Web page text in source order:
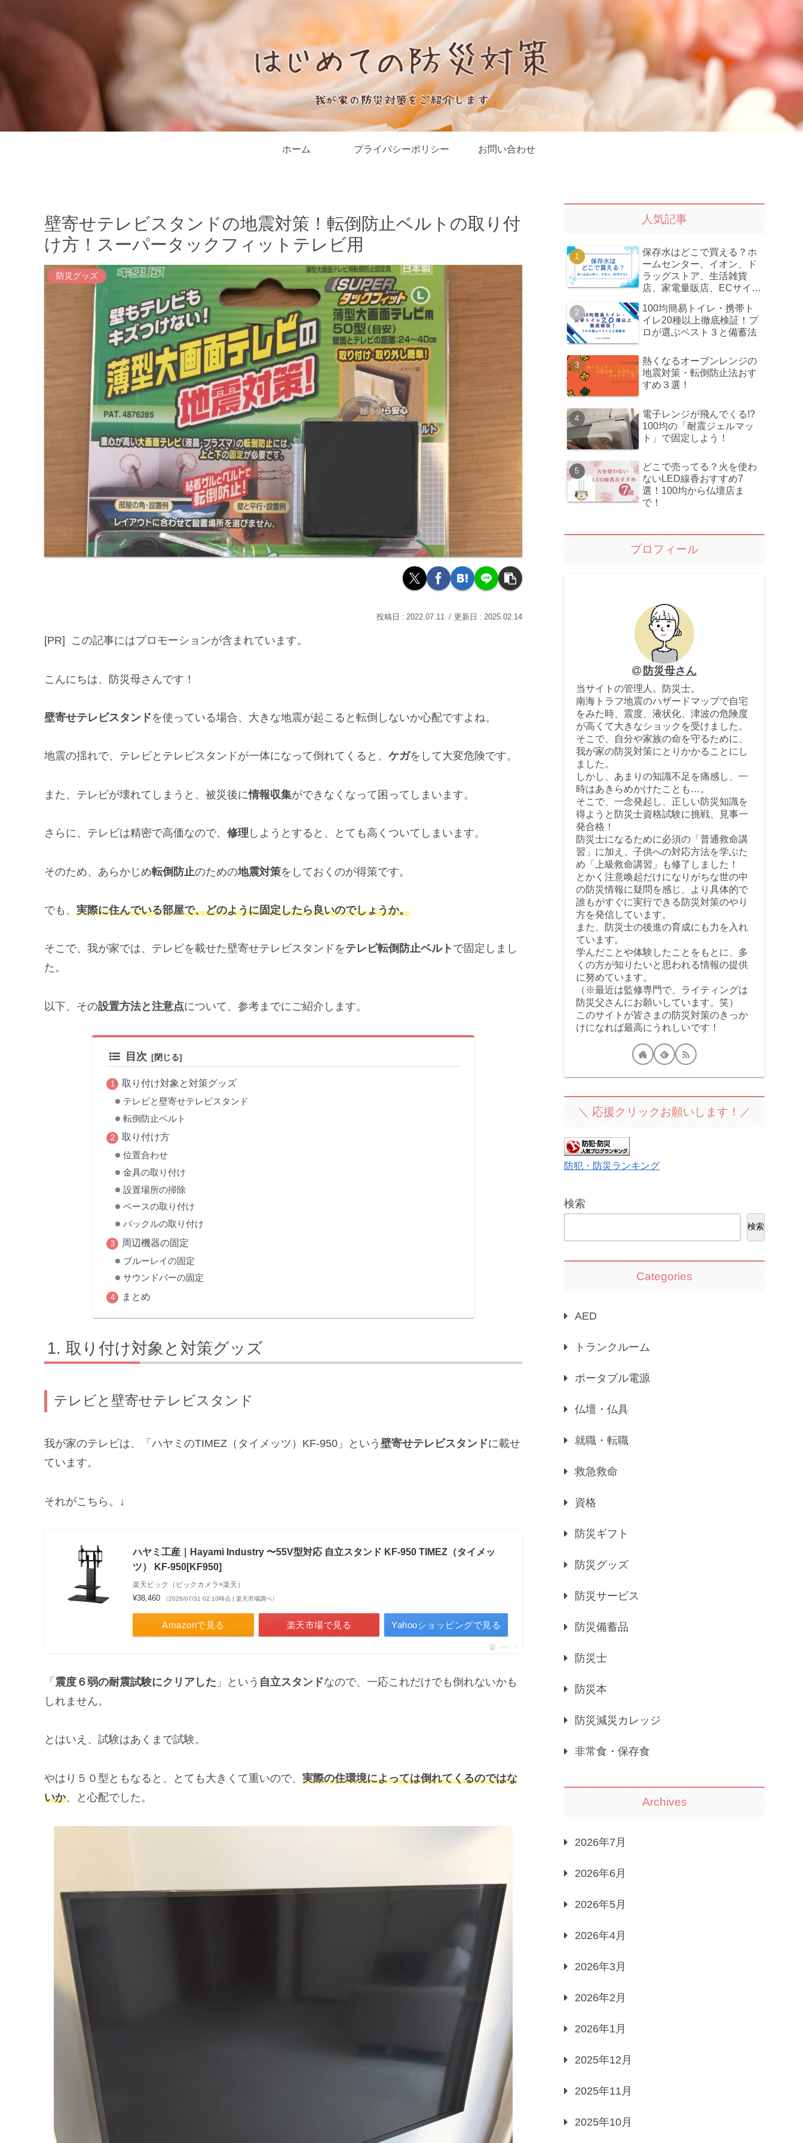
ホーム プライバシーポリシー お問い合わせ
壁寄せテレビスタンドの地震対策！転倒防止ベルトの取り付
け方！スーパータックフィットテレビ用
防災グッズ
2022.07.11 2025.02.14
[PR] この記事にはプロモーションが含まれています。
こんにちは、防災母さんです！
壁寄せテレビスタンドを使っている場合、大きな地震が起こると転倒しないか心配ですよね。
地震の揺れで、テレビとテレビスタンドが一体になって倒れてくると、 ケガをして大変危険です。
また、テレビが壊れてしまうと、被災後に情報収集ができなくなって困ってしまいます。
さらに、テレビは精密で高価なので、 修理 しようとすると、とても高くついてしまいます。
そのため、あらかじめ転倒防止のための地震対策をしておくのが得策です。
でも、 実際に住んでいる部屋で、どのように固定したら良いのでしょうか。
そこで、我が家では、テレビを載せた壁寄せテレビスタンドをテレビ転倒防止ベルト で固定しまし
た。
以下、その設置方法と注意点について、参考までにご紹介します。
目次
取り付け対象と対策グッズ
テレビと壁寄せテレビスタンド
転倒防止ベルト
取り付け方
位置合わせ
金具の取り付け
設置場所の掃除
ベースの取り付け
バックルの取り付け
周辺機器の固定
ブルーレイの固定
サウンドバーの固定
まとめ
取り付け対象と対策グッズ
テレビと壁寄せテレビスタンド
我が家のテレビは、「ハヤミのTIMEZ（タイメッツ）KF-950」という 壁寄せテレビスタンドに載せ
ています。
それがこちら。↓
ハヤミ工産｜Hayami Industry 〜55V型対応 自立スタンド KF-950 TIMEZ（タイメッ
ツ） KF-950[KF950]
楽天ビック（ビックカメラ×楽天）
¥38,460 （2026/07/31 02:10時点 | 楽天市場調べ）
Amazonで見る 楽天市場で見る Yahooショッピングで見る
ポチップ
「 震度６弱の耐震試験にクリアした 」という 自立スタンドなので、一応これだけでも倒れないかも
しれません。
とはいえ、試験はあくまで試験。
やはり５０型ともなると、とても大きくて重いので、 実際の住環境によっては倒れてくるのではな
いか、と心配でした。
人気記事
保存水はどこで買える？ホ
ームセンター、イオン、ド
ラッグストア、生活雑貨
店、家電量販店、ECサイ
100均簡易トイレ・携帯ト
イレ20種以上徹底検証！プ
ロが選ぶベスト３と備蓄法
熱くなるオーブンレンジの
地震対策・転倒防止法おす
すめ３選！
電子レンジが飛んでくる!?
100均の「耐震ジェルマッ
ト」で固定しよう！
どこで売ってる？火を使わ
ないLED線香おすすめ7
選！100均から仏壇店ま
で！
プロフィール
防災母さん
当サイトの管理人。防災士。
南海トラフ地震のハザードマップで自宅
をみた時、震度、液状化、津波の危険度
が高くて大きなショックを受けました。
そこで、自分や家族の命を守るために、
我が家の防災対策にとりかかることにし
ました。
しかし、あまりの知識不足を痛感し、一
時はあきらめかけたことも…。
そこで、一念発起し、正しい防災知識を
得ようと防災士資格試験に挑戦、見事一
発合格！
防災士になるために必須の「普通救命講
習」に加え、子供への対応方法を学ぶた
め「上級救命講習」も修了しました！
とかく注意喚起だけになりがちな世の中
の防災情報に疑問を感じ、より具体的で
誰もがすぐに実行できる防災対策のやり
方を発信しています。
また、防災士の後進の育成にも力を入れ
ています。
学んだことや体験したことをもとに、多
くの方が知りたいと思われる情報の提供
に努めています。
（※最近は監修専門で、ライティングは
防災父さんにお願いしています。笑）
このサイトが皆さまの防災対策のきっか
けになれば最高にうれしいです！
＼ 応援クリックお願いします！／
防犯・防災ランキング
検索
検索
Categories
AED
トランクルーム
ポータブル電源
仏壇・仏具
就職・転職
救急救命
資格
防災ギフト
防災グッズ
防災サービス
防災備蓄品
防災士
防災本
防災減災カレッジ
非常食・保存食
Archives
2026年7月
2026年6月
2026年5月
2026年4月
2026年3月
2026年2月
2026年1月
2025年12月
2025年11月
2025年10月